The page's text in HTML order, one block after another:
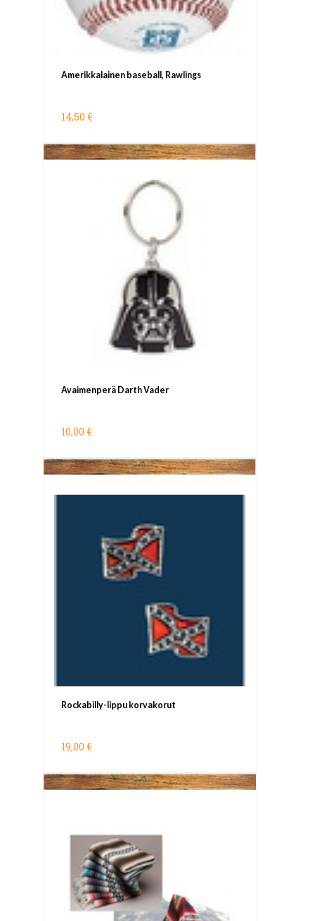
Amerikkalainen baseball, Rawlings
14,50 €
Avaimenperä Darth Vader
10,00 €
Rockabilly-lippu korvakorut
19,00 €